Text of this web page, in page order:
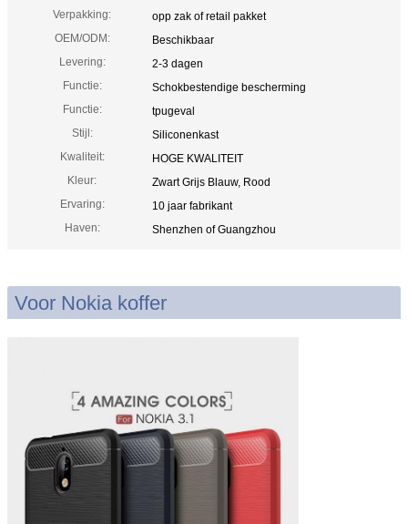
Verpakking:
opp zak of retail pakket
OEM/ODM:
Beschikbaar
Levering:
2-3 dagen
Functie:
Schokbestendige bescherming
Functie:
tpugeval
Stijl:
Siliconenkast
Kwaliteit:
HOGE KWALITEIT
Kleur:
Zwart Grijs Blauw, Rood
Ervaring:
10 jaar fabrikant
Haven:
Shenzhen of Guangzhou
Voor Nokia koffer